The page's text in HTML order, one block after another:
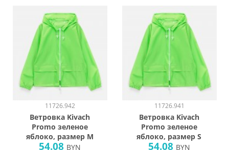
11726.942
Ветровка Kivach
Promo зеленое
яблоко, размер M
54.08 BYN
11726.941
Ветровка Kivach
Promo зеленое
яблоко, размер S
54.08 BYN